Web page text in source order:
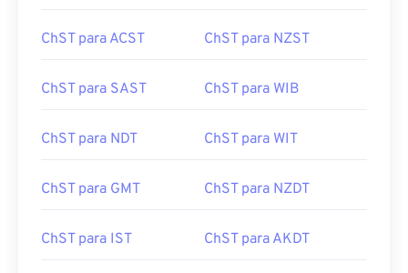
ChST para ACST ChST para NZST
ChST para SAST ChST para WIB
ChST para NDT ChST para WIT
ChST para GMT ChST para NZDT
ChST para IST ChST para AKDT